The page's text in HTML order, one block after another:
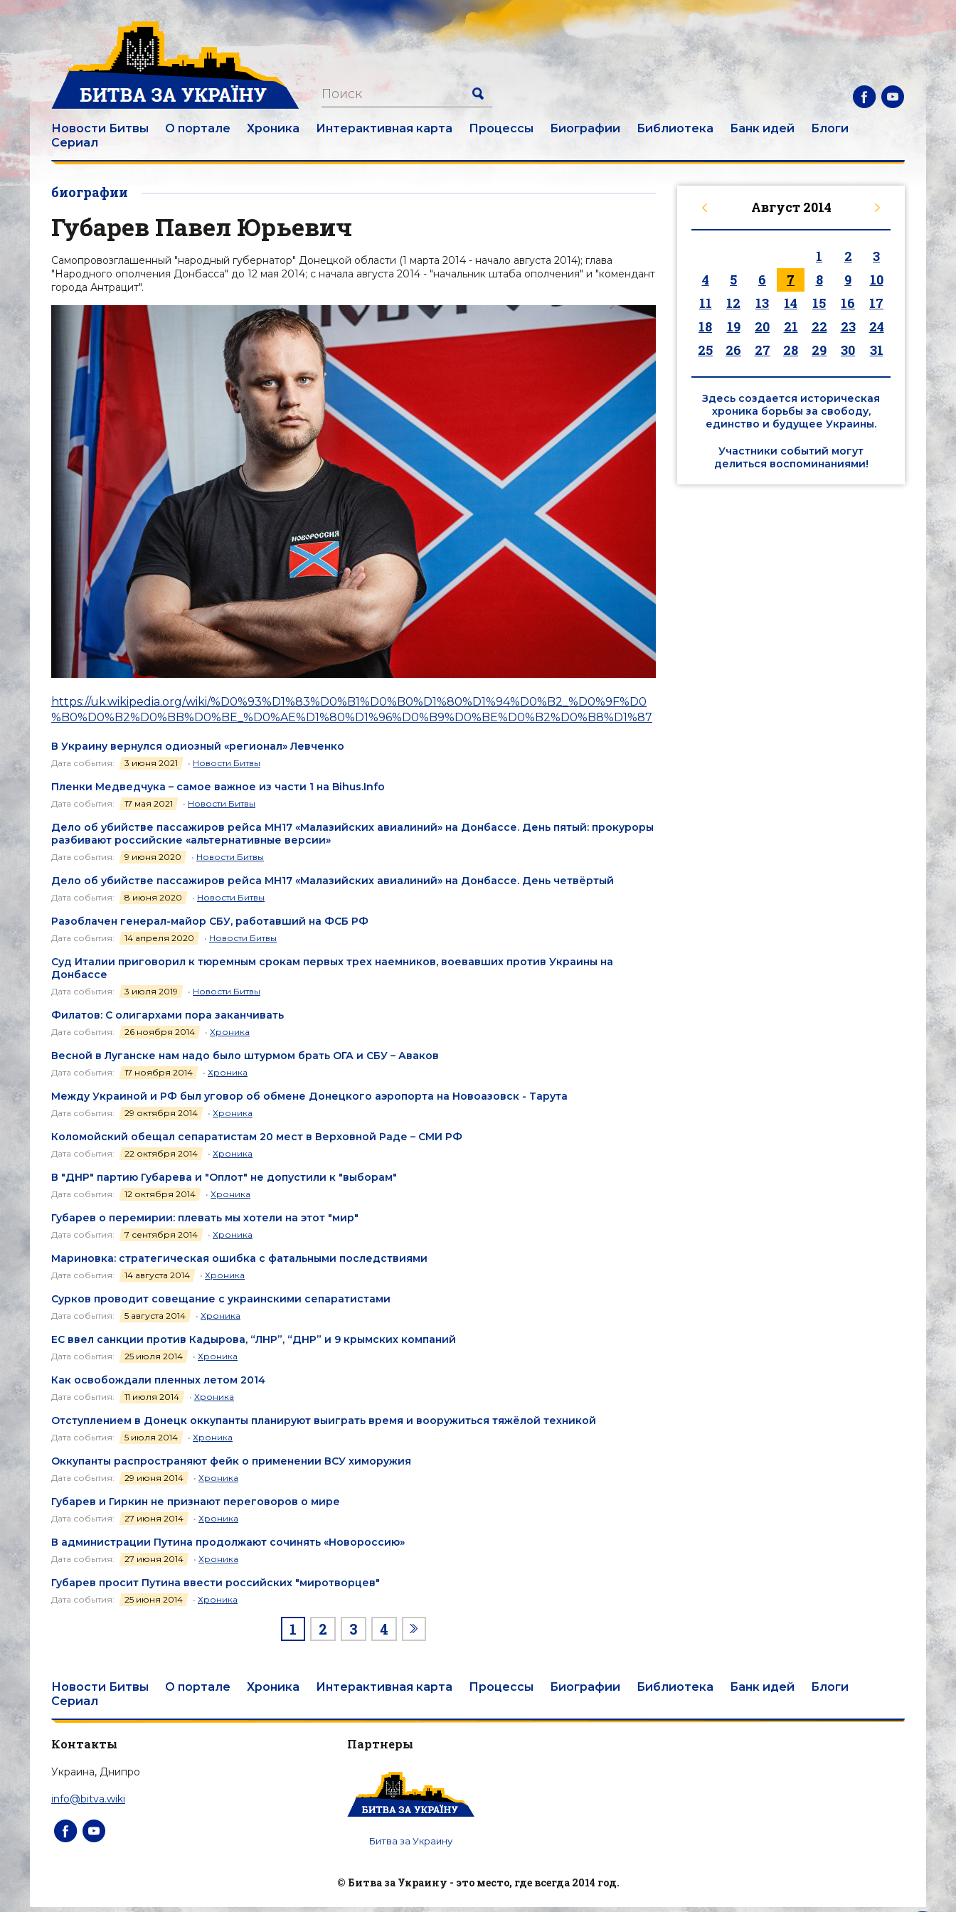
Новости Битвы О портале Хроника Интерактивная карта Процессы Биографии Библиотека Банк идей
Блоги
Сериал
биографии
Губарев Павел Юрьевич
Самопровозглашенный "народный губернатор" Донецкой области (1 марта 2014 - начало августа 2014); глава
"Народного ополчения Донбасса" до 12 мая 2014; с начала августа 2014 - "начальник штаба ополчения" и "комендант
города Антрацит".
https://uk.wikipedia.org/wiki/%D0%93%D1%83%D0%B1%D0%B0%D1%80%D1%94%D0%B2_%D0%9F%D0
%B0%D0%B2%D0%BB%D0%BE_%D0%AE%D1%80%D1%96%D0%B9%D0%BE%D0%B2%D0%B8%D1%87
В Украину вернулся одиозный «регионал» Левченко
Дата события: 3 июня 2021 • Новости Битвы
Пленки Медведчука – самое важное из части 1 на Bihus.Info
Дата события: 17 мая 2021 • Новости Битвы
Дело об убийстве пассажиров рейса МН17 «Малазийских авиалиний» на Донбассе. День пятый: прокуроры
разбивают российские «альтернативные версии»
Дата события: 9 июня 2020 • Новости Битвы
Дело об убийстве пассажиров рейса МН17 «Малазийских авиалиний» на Донбассе. День четвёртый
Дата события: 8 июня 2020 • Новости Битвы
Разоблачен генерал-майор СБУ, работавший на ФСБ РФ
Дата события: 14 апреля 2020 • Новости Битвы
Суд Италии приговорил к тюремным срокам первых трех наемников, воевавших против Украины на
Донбассе
Дата события: 3 июля 2019 • Новости Битвы
Филатов: С олигархами пора заканчивать
Дата события: 26 ноября 2014 • Хроника
Весной в Луганске нам надо было штурмом брать ОГА и СБУ – Аваков
Дата события: 17 ноября 2014 • Хроника
Между Украиной и РФ был уговор об обмене Донецкого аэропорта на Новоазовск - Тарута
Дата события: 29 октября 2014 • Хроника
Коломойский обещал сепаратистам 20 мест в Верховной Раде – СМИ РФ
Дата события: 22 октября 2014 • Хроника
В "ДНР" партию Губарева и "Оплот" не допустили к "выборам"
Дата события: 12 октября 2014 • Хроника
Губарев о перемирии: плевать мы хотели на этот "мир"
Дата события: 7 сентября 2014 • Хроника
Мариновка: стратегическая ошибка с фатальными последствиями
Дата события: 14 августа 2014 • Хроника
Сурков проводит совещание с украинскими сепаратистами
Дата события: 5 августа 2014 • Хроника
ЕС ввел санкции против Кадырова, “ЛНР”, “ДНР” и 9 крымских компаний
Дата события: 25 июля 2014 • Хроника
Как освобождали пленных летом 2014
Дата события: 11 июля 2014 • Хроника
Отступлением в Донецк оккупанты планируют выиграть время и вооружиться тяжёлой техникой
Дата события: 5 июля 2014 • Хроника
Оккупанты распространяют фейк о применении ВСУ химоружия
Дата события: 29 июня 2014 • Хроника
Губарев и Гиркин не признают переговоров о мире
Дата события: 27 июня 2014 • Хроника
В администрации Путина продолжают сочинять «Новороссию»
Дата события: 27 июня 2014 • Хроника
Губарев просит Путина ввести российских "миротворцев"
Дата события: 25 июня 2014 • Хроника
1 2 3 4
Август 2014
1 2
3
4
5 6 7 8 9
10
11
12 13 14 15 16
17
18
19 20 21 22 23
24
25
26 27 28 29 30 31
Здесь создается историческая
хроника борьбы за свободу,
единство и будущее Украины.
Участники событий могут
делиться воспоминаниями!
Новости Битвы О портале Хроника Интерактивная карта Процессы Биографии Библиотека Банк идей
Блоги
Сериал
Контакты
Украина, Днипро
info@bitva.wiki
Партнеры
Битва за Украину
© Битва за Украину - это место, где всегда 2014 год.